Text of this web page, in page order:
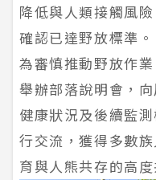
降低與人類接觸風
確認已達野放標準。
為審慎推動野放作
舉辦部落說明會，
健康狀況及後續監
行交流，獲得多數
育與人熊共存的高度